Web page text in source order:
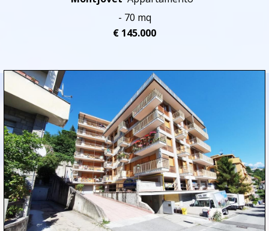
- 70 mq
€ 145.000